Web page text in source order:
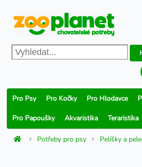
Pro Psy Pro Kočky Pro Hlodavce
Pro Papoušky Akvaristika Teraristika
Potřeby pro psy Pelíšky a